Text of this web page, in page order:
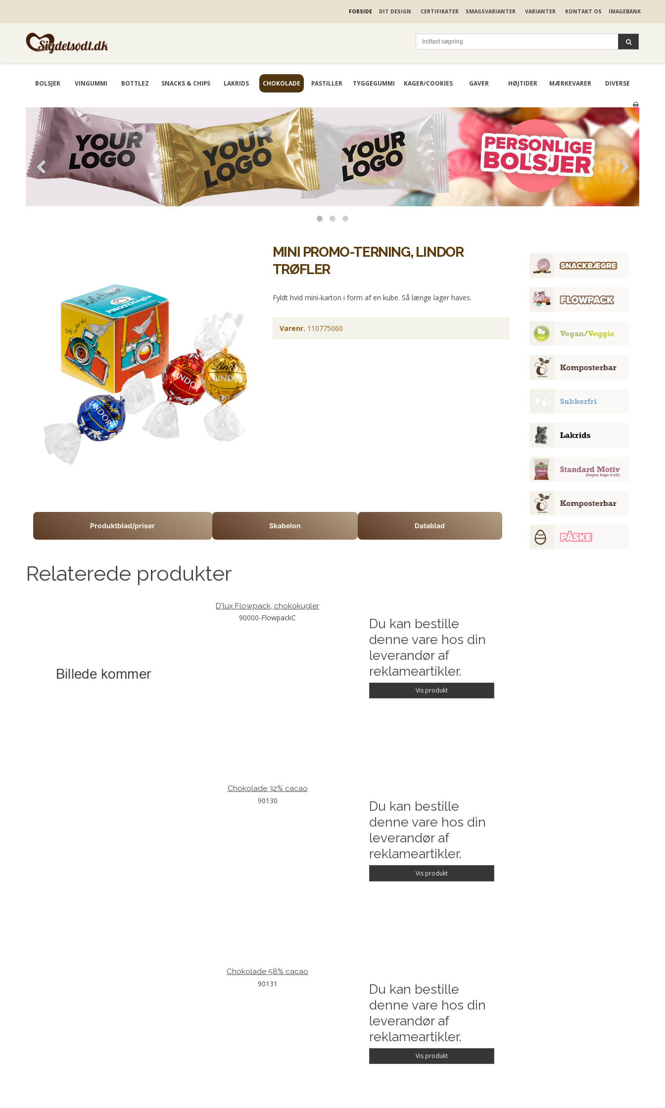
FORSIDE DIT DESIGN CERTIFIKATER SMAGSVARIANTER VARIANTER KONTAKT OS IMAGEBANK
BOLSJER VINGUMMI BOTTLEZ SNACKS & CHIPS LAKRIDS CHOKOLADE PASTILLER TYGGEGUMMI KAGER/COOKIES GAVER HØJTIDER MÆRKEVARER DIVERSE
MINI PROMO-TERNING, LINDOR
TRØFLER
Fyldt hvid mini-karton i form af en kube. Så længe lager haves.
Varenr. 110775060
Produktblad/priser Skabelon Datablad
Relaterede produkter
D'lux Flowpack, chokokugler
90000-FlowpackC
Du kan bestille
denne vare hos din
leverandør af
reklameartikler.
Vis produkt
Chokolade 32% cacao
90130
Du kan bestille
denne vare hos din
leverandør af
reklameartikler.
Vis produkt
Chokolade 58% cacao
90131
Du kan bestille
denne vare hos din
leverandør af
reklameartikler.
Vis produkt